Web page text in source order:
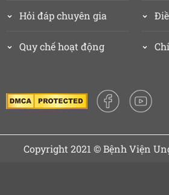
Hỏi đáp chuyên gia
Quy chế hoạt động
Copyright 2021 © Bệnh Viện